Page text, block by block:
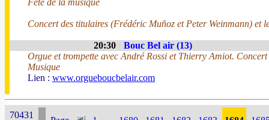
Fête de la musique
Concert des titulaires (Frédéric Muñoz et Peter Weinmann) et
20:30
Bouc Bel air (13)
Orgue et trompette avec André Rossi et Thierry Amiot.
Musique
Lien : www.orgueboucbelair.com
70431